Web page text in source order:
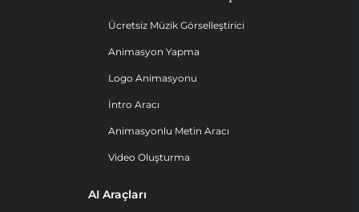
Ücretsiz Müzik Görselleştirici
Animasyon Yapma
Logo Animasyonu
İntro Aracı
Animasyonlu Metin Aracı
Video Oluşturma
AI Araçları